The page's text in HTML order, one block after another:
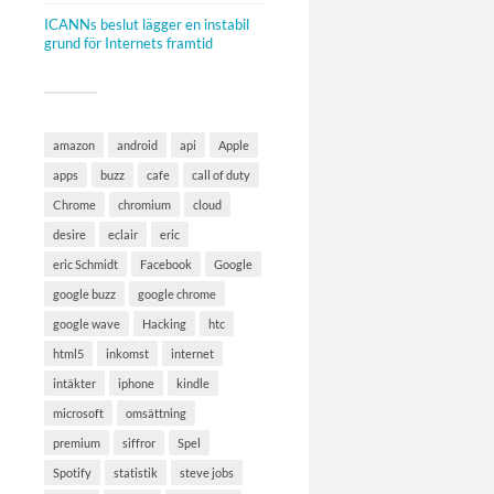
ICANNs beslut lägger en instabil
grund för Internets framtid
amazon android api Apple
apps buzz cafe call of duty
Chrome chromium cloud
desire eclair eric
eric Schmidt Facebook Google
google buzz google chrome
google wave Hacking htc
html5 inkomst internet
intäkter iphone kindle
microsoft omsättning
premium siffror Spel
Spotify statistik steve jobs